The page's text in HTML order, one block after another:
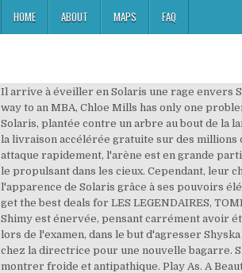
HOME ABOUT MAPS FAQ
Il arrive à éveiller en Solaris une rage envers Shimy, en soulignant le fait que ces dits braconniers étaient des Elfes noirs. Whip-smart, hardworking, and on her way to an MBA, Chloe Mills has only one problem: her boss, Bennett Ryan. Lionfeu est libéré, et ils rentrent à la maison. Regen arrive tout de même à passer, et voit Solaris, plantée contre un arbre au bout de la lance d'une statue de pierre. Regen part voir Shimy dans ses appartements. Les membres Amazon Prime profitent de la livraison accélérée gratuite sur des millions d’articles, d’un accès à des milliers de films et séries sur Prime Video, et de nombreux autres avantages. Solaris attaque rapidement, l'arène est en grande partie détruite, Shimy passe la plus grande partie de son temps à esquiver. Grâce à cela, elle arrive à maîtriser Kalgon en le propulsant dans les cieux. Cependant, leur chef projette de tuer Shimy car il ne souhaite pas garder de témoins. Shimy, équipée d'un crystaphone, prend l'apparence de Solaris grâce à ses pouvoirs élémentaires. L'ordre d'arrêter Kalgon est donné, mais celui-ci tente de fuir. Find many great new & used options and get the best deals for LES LEGENDAIRES, TOME 6 : MAIN DU FUTUR - Hardcover at the best online prices at eBay! Kindle Edition CDN$ 11.99 CDN$ 11. Salut Invité ! Shimy est énervée, pensant carrément avoir été envoyée à la mort. Celui-ci admet avoir pris l'apparence de Solaris après que celle-ci se soit battue contre elle lors de l'examen, dans le but d'agresser Shyska et de garder son titre d'Elfe élémentaire à vie. Un jour, alors qu'elles sont âgées de seize ans, elles sont convoquées chez la directrice pour une nouvelle bagarre. Shimy est une elfe élémentaire. Les légendaires tome 16 L'éternité ne dure qu'un temps - Duration: 1:29. Elle peut se montrer froide et antipathique. Play As. A Beautiful Bastard. Celui-ci est surpris de la voir en vie, étant persuadé de l'avoir tuée. Informations Les Légendaires, Tome 4 :... Sortant du bureau de la directrice, Solaris traverse la forêt, de nuit. Un nouveau tome Origines est donc entre vos mains, chers. Tome Précédent Si la taille te déplait, préviens un staffien. La puissance du coup, esquivé par Shimy, laisse entendre à cette dernière que son adversaire a l'air prête à la tuer. Whip-smart, hardworking, and on her way to an MBA, Chloe Mills has only one problem: her boss, Bennett Ryan. Shyska confie une sorte de "mission" à Shimy : elle doit devenir la "rivale" de Solaris, pour pousser celle-ci à se surpasser et à atteindre des sommets. Arrivés sur le terrain, ils sont témoins d'une guerre entre les Elfes et une autre tribu, les Piranhis. Elle lui explique qu'elle pense que quelqu'un a pris l'apparence de Solaris, comme en témoigne la dent de sagys trouvée. Play As. Solaris reprend ses esprits, et se rend compte de ce qu'elle vient de faire. A Beautiful Bastard. Elle peut fusionner avec le